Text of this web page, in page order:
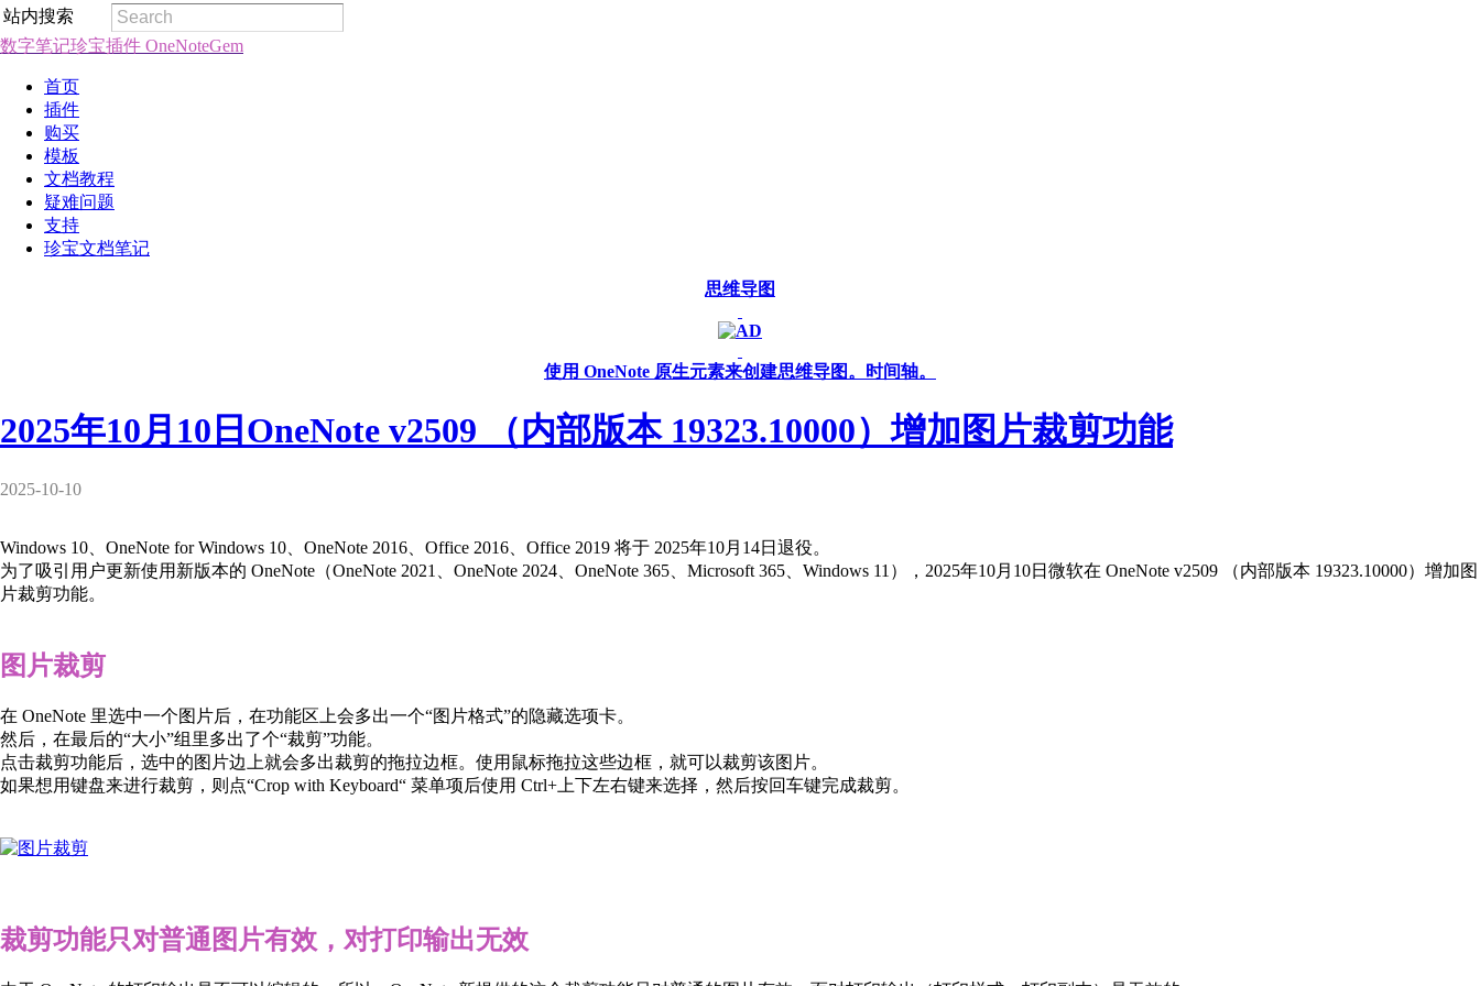
站内搜索
数字笔记珍宝插件 OneNoteGem
首页
插件
购买
模板
文档教程
疑难问题
支持
珍宝文档笔记
思维导图
使用 OneNote 原生元素来创建思维导图。时间轴。
2025年10月10日OneNote v2509 （内部版本 19323.10000）增加图片裁剪功能
2025-10-10
Windows 10、OneNote for Windows 10、OneNote 2016、Office 2016、Office 2019 将于 2025年10月14日退役。
为了吸引用户更新使用新版本的 OneNote（OneNote 2021、OneNote 2024、OneNote 365、Microsoft 365、Windows 11），2025年10月10日微软在 OneNote v2509 （内部版本 19323.10000）增加图
片裁剪功能。
图片裁剪
在 OneNote 里选中一个图片后，在功能区上会多出一个“图片格式”的隐藏选项卡。
然后，在最后的“大小”组里多出了个“裁剪”功能。
点击裁剪功能后，选中的图片边上就会多出裁剪的拖拉边框。使用鼠标拖拉这些边框，就可以裁剪该图片。
如果想用键盘来进行裁剪，则点“Crop with Keyboard“ 菜单项后使用 Ctrl+上下左右键来选择，然后按回车键完成裁剪。
裁剪功能只对普通图片有效，对打印输出无效